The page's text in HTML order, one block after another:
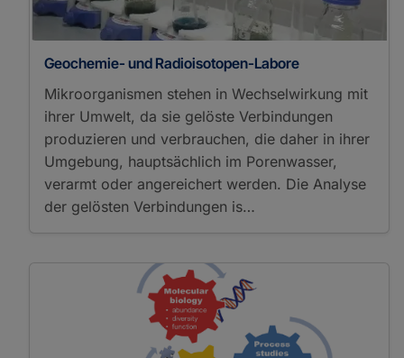
Geochemie- und Radioisotopen-Labore
Mikroorganismen stehen in Wechselwirkung mit
ihrer Umwelt, da sie gelöste Verbindungen
produzieren und verbrauchen, die daher in ihrer
Umgebung, hauptsächlich im Porenwasser,
verarmt oder angereichert werden. Die Analyse
der gelösten Verbindungen is…